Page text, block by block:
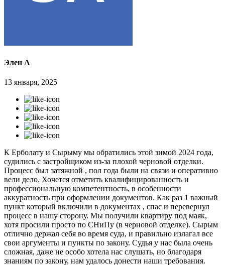
Элен А
13 января, 2025
К Ерболату и Сырыму мы обратились этой зимой 2024 года,
судились с застройщиком из-за плохой черновой отделки.
Процесс был затяжной , пол года были на связи и оперативно
вели дело. Хочется отметить квалифицированность и
профессиональную компетентность, в особенности
аккуратность при оформлении документов. Как раз 1 важный
пункт который включили в документах , спас и перевернул
процесс в нашу сторону. Мы получили квартиру под маяк,
хотя просили просто по СНиПу (в черновой отделке). Сырым
отлично держал себя во время суда, и правильно излагал все
свои аргументы и пункты по закону. Судья у нас была очень
сложная, даже не особо хотела нас слушать, но благодаря
знаниям по закону, нам удалось донести наши требования.